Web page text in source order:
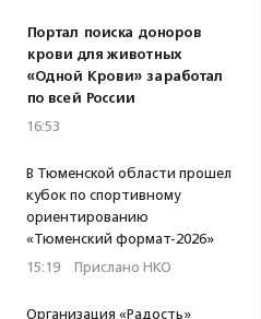
Портал поиска доноров
крови для животных
«Одной Крови» заработал
по всей России
16:53
В Тюменской области прошел
кубок по спортивному
ориентированию
«Тюменский формат-2026»
15:19 · Прислано НКО
Организация «Радость»